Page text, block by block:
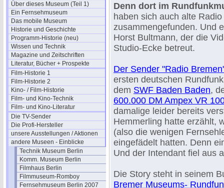
Über dieses Museum (Teil 1)
Ein Fernsehmuseum
Das mobile Museum
Historie und Geschichte
Programm-Historie (neu)
Wissen und Technik
Magazine und Zeitschriften
Literatur, Bücher + Prospekte
Film-Historie 1
Film-Historie 2
Kino- / Film-Historie
Film- und Kino-Technik
Film- und Kino-Literatur
Die TV-Sender
Die Profi-Hersteller
unsere Ausstellungen / Aktionen
andere Museen - Einblicke
Technik Museum Berlin
Komm. Museum Berlin
Filmhaus Berlin
Filmmuseum-Romboy
Fernsehmuseum Berlin 2007
Denn dort im
haben sich auch alte
zusammengefunden. Und
Horst Bultmann, der die
Studio-Ecke betreut.
Der Sender "Radio
ersten deutschen
dem SWF Baden Baden,
600.000 DM Ampex VR
damalige leider bereits
Hemmerling hatte erzählt,
(also die wenigen
eingefädelt hatten. Denn
Und der Intendant fiel aus
Die Story steht in seinem
Bremer Museums-